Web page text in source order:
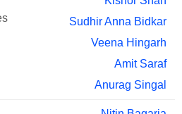
Dinesh Kumar Mittal
Mamta Binani
Dinesh Kumar Mittal
Kishor Shah
Sudhir Anna Bidkar
Veena Hingarh
Amit Saraf
Anurag Singal